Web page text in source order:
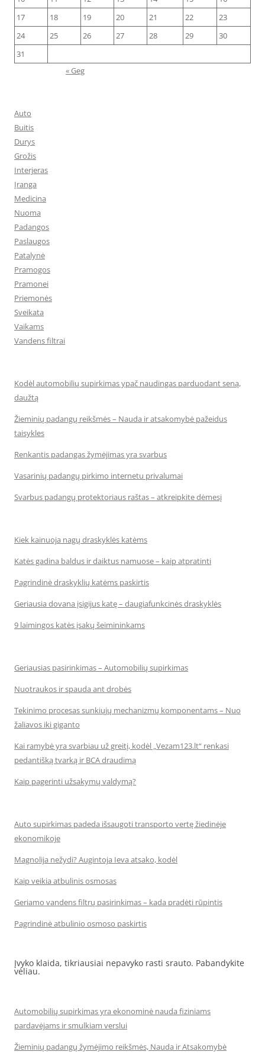
17
18 19 20 21 22
23
24
25 26 27 28 29
30
31
« Geg
Auto
Buitis
Durys
Grožis
Interjeras
Įranga
Medicina
Nuoma
Padangos
Paslaugos
Patalynė
Pramogos
Pramonei
Priemonės
Sveikata
Vaikams
Vandens filtrai
Kodėl automobilių supirkimas ypač naudingas parduodant seną,
daužtą
Žieminių padangų reikšmės – Nauda ir atsakomybė pažeidus
taisykles
Renkantis padangas žymėjimas yra svarbus
Vasarinių padangų pirkimo internetu privalumai
Svarbus padangų protektoriaus raštas – atkreipkite dėmesį
Kiek kainuoja nagų draskyklės katėms
Katės gadina baldus ir daiktus namuose – kaip atpratinti
Pagrindinė draskyklių katėms paskirtis
Geriausia dovana įsigijus katę – daugiafunkcinės draskyklės
9 laimingos katės įsakų šeimininkams
Geriausias pasirinkimas – Automobilių supirkimas
Nuotraukos ir spauda ant drobės
Tekinimo procesas sunkiųjų mechanizmų komponentams – Nuo
žaliavos iki giganto
Kai ramybė yra svarbiau už greitį, kodėl „Vezam123.lt“ renkasi
pedantišką tvarką ir BCA draudimą
Kaip pagerinti užsakymų valdymą?
Auto supirkimas padeda išsaugoti transporto vertę žiedinėje
ekonomikoje
Magnolija nežydi? Augintoja Ieva atsako, kodėl
Kaip veikia atbulinis osmosas
Geriamo vandens filtrų pasirinkimas – kada pradėti rūpintis
Pagrindinė atbulinio osmoso paskirtis
Įvyko klaida, tikriausiai nepavyko rasti srauto. Pabandykite
vėliau.
Automobilių supirkimas yra ekonominė nauda fiziniams
pardavėjams ir smulkiam verslui
Žieminių padangų žymėjimo reikšmės, Nauda ir Atsakomybė